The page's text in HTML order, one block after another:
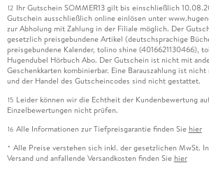
12 Ihr Gutschein SOMMER13 gilt bis einschließlich
Gutschein ausschließlich online einlösen unter
zur Abholung mit Zahlung in der Filiale möglich. Der
gesetzlich preisgebundene Artikel (deutschsprachige
preisgebundene Kalender, tolino shine (4016621130466),
Hugendubel Hörbuch Abo. Der Gutschein ist nicht mit
Geschenkkarten kombinierbar. Eine Barauszahlung ist
und der Handel des Gutscheincodes sind nicht gestattet.
15 Leider können wir die Echtheit der Kundenbewertung
Einzelbewertungen nicht prüfen.
16 Alle Informationen zur Tiefpreisgarantie finden Sie hier
* Alle Preise verstehen sich inkl. der gesetzlichen MwSt.
Versand und anfallende Versandkosten finden Sie hier